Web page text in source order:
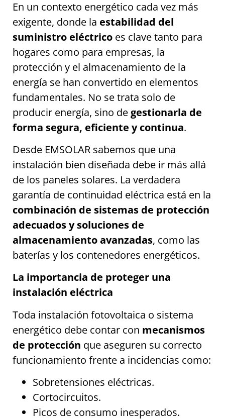
En un contexto energético cada vez más
exigente, donde la estabilidad del
suministro eléctrico es clave tanto para
hogares como para empresas, la
protección y el almacenamiento de la
energía se han convertido en elementos
fundamentales. No se trata solo de
producir energía, sino de gestionarla de
forma segura, eficiente y continua.
Desde EMSOLAR sabemos que una
instalación bien diseñada debe ir más allá
de los paneles solares. La verdadera
garantía de continuidad eléctrica está en la
combinación de sistemas de protección
adecuados y soluciones de
almacenamiento avanzadas, como las
baterías y los contenedores energéticos.
La importancia de proteger una
instalación eléctrica
Toda instalación fotovoltaica o sistema
energético debe contar con mecanismos
de protección que aseguren su correcto
funcionamiento frente a incidencias como:
Sobretensiones eléctricas.
Cortocircuitos.
Picos de consumo inesperados.